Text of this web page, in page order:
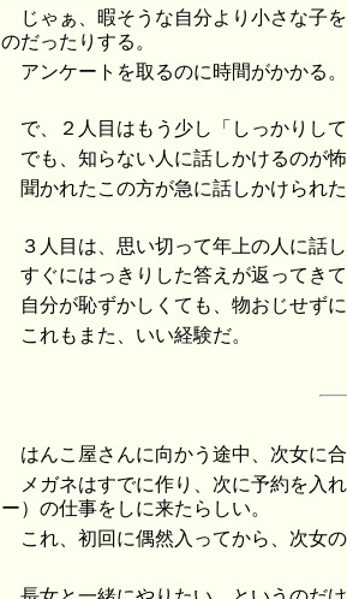
じゃぁ、暇そうな自分より小さな子
のだったりする。
アンケートを取るのに時間がかかる。
で、２人目はもう少し「しっかりし
でも、知らない人に話しかけるのが
聞かれたこの方が急に話しかけられ
３人目は、思い切って年上の人に話し
すぐにはっきりした答えが返ってき
自分が恥ずかしくても、物おじせず
これもまた、いい経験だ。
はんこ屋さんに向かう途中、次女に合
メガネはすでに作り、次に予約を入
ー）の仕事をしに来たらしい。
これ、初回に偶然入ってから、次女